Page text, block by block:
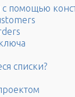
помощью
списки?